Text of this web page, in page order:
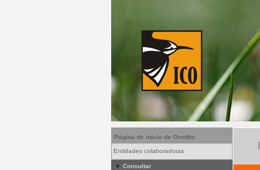
Página de inicio de Ornitho
Entidades colaboradoras
Consultar